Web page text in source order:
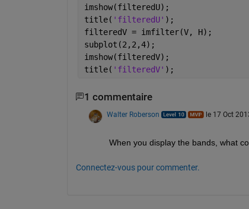
imshow(filteredU);
title( 'filteredU' );
filteredV = imfilter(V, H);
subplot(2,2,4);
imshow(filteredV);
title( 'filteredV' );
1 commentaire
Walter Roberson le 17 Oct
When you display the bands, what
Connectez-vous pour commenter.